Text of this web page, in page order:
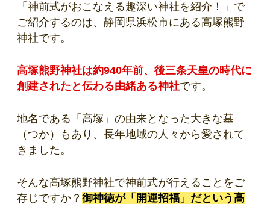
「神前式がおこなえる趣深い神社を紹介！」で
ご紹介するのは、静岡県浜松市にある高塚熊野
神社です。
高塚熊野神社は約940年前、後三条天皇の時代に
創建されたと伝わる由緒ある神社です。
地名である「高塚」の由来となった大きな墓
（つか）もあり、長年地域の人々から愛されて
きました。
そんな高塚熊野神社で神前式が行えることをご
存じですか？ 御神徳が「開運招福」だという高